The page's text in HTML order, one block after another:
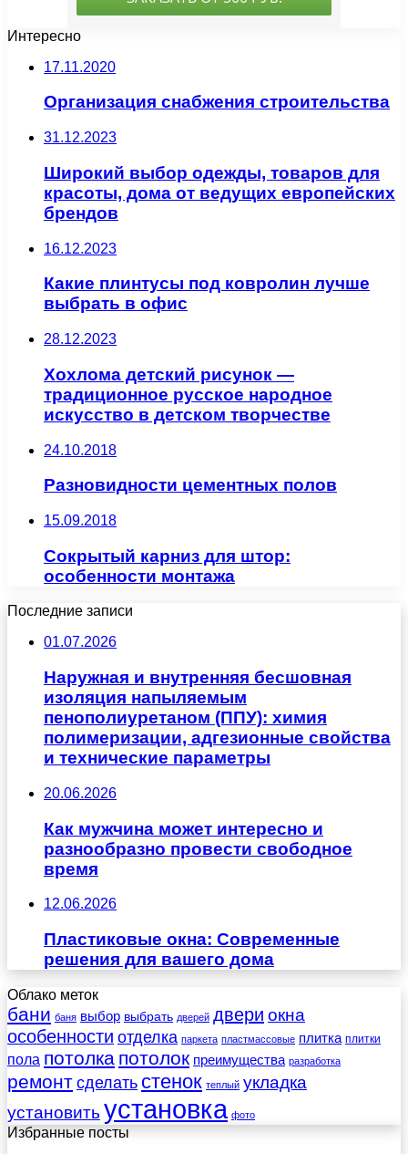
Интересно
17.11.2020
Организация снабжения строительства
31.12.2023
Широкий выбор одежды, товаров для
красоты, дома от ведущих европейских
брендов
16.12.2023
Какие плинтусы под ковролин лучше
выбрать в офис
28.12.2023
Хохлома детский рисунок —
традиционное русское народное
искусство в детском творчестве
24.10.2018
Разновидности цементных полов
15.09.2018
Сокрытый карниз для штор:
особенности монтажа
Последние записи
01.07.2026
Наружная и внутренняя бесшовная
изоляция напыляемым
пенополиуретаном (ППУ): химия
полимеризации, адгезионные свойства
и технические параметры
20.06.2026
Как мужчина может интересно и
разнообразно провести свободное
время
12.06.2026
Пластиковые окна: Современные
решения для вашего дома
Облако меток
бани баня выбор выбрать дверей двери окна
особенности отделка паркета пластмассовые плитка плитки
пола потолка потолок преимущества разработка
ремонт сделать стенок теплый укладка
установить установка фото
Избранные посты